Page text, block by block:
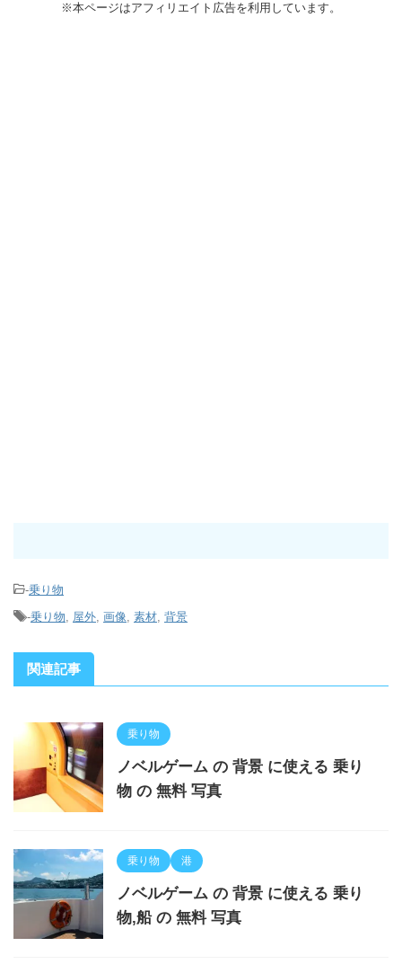
※本ページはアフィリエイト広告を利用しています。
-乗り物
-乗り物 屋外 画像 素材 背景
関連記事
乗り物
ノベルゲーム の 背景 に使える 乗り
物 の 無料 写真
乗り物 港
ノベルゲーム の 背景 に使える 乗り
物,船 の 無料 写真